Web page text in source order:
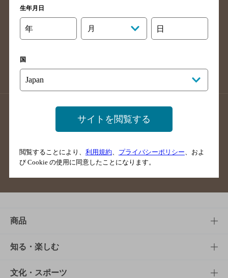
高知県のバー検索
長崎県のバー検索
佐賀県のバー検索
大分県のバー検索
熊本県のバー検索
商品
商品TOP
商品一覧
知る・楽しむ
知る・楽しむTOP
文化・スポーツ
生年月日
年 月 日
国
サイトを閲覧する
閲覧することにより、 利用規約、 プライバシーポリシー、およ
び Cookie の使用に同意したことになります。